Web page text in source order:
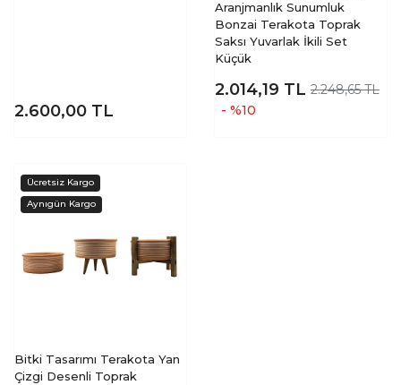
2.600,00 TL
Aranjmanlık Sunumluk
Bonzai Terakota Toprak
Saksı Yuvarlak İkili Set
Küçük
2.014,19 TL 2.248,65 TL
- %10
Bitki Tasarımı Terakota Yan
Çizgi Desenli Toprak